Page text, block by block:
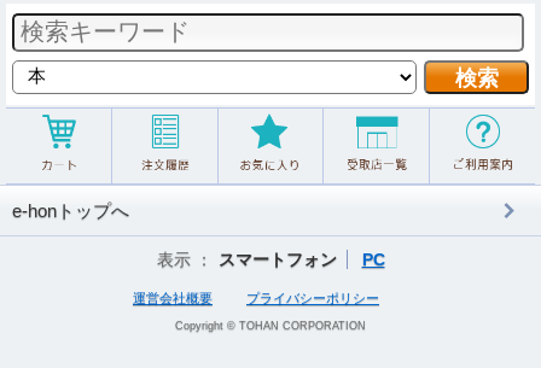
e-honトップへ
表示 ： スマートフォン PC
運営会社概要 プライバシーポリシー
Copyright © TOHAN CORPORATION